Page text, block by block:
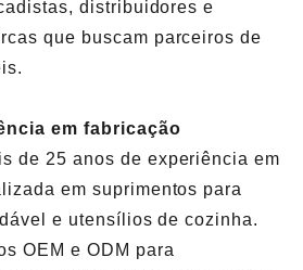
distribuidores e
que buscam parceiros de
em fabricação
de 25 anos de experiência em
em suprimentos para
e utensílios de cozinha.
OEM e ODM para